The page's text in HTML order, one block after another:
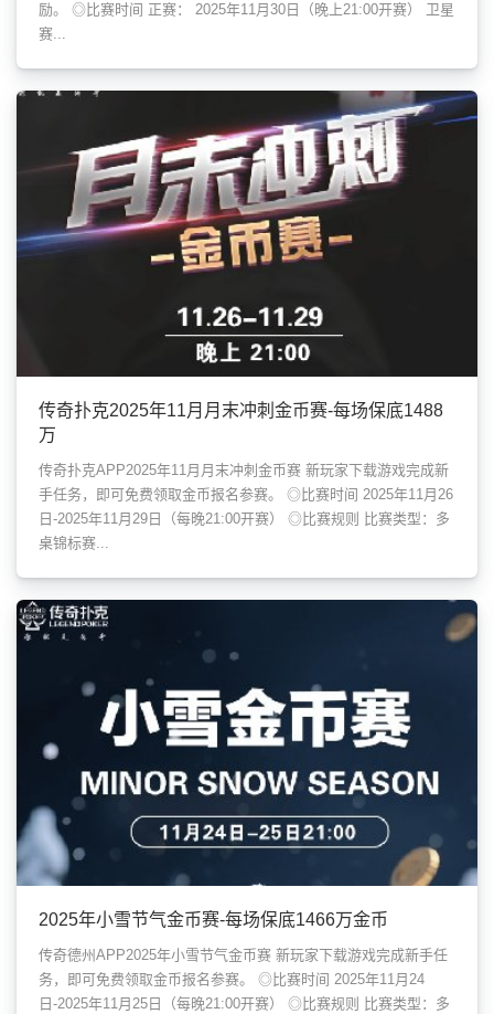
励。 ◎比赛时间 正赛： 2025年11月30日（晚上21:00开赛） 卫星
赛...
传奇扑克2025年11月月末冲刺金币赛-每场保底1488
万
传奇扑克APP2025年11月月末冲刺金币赛 新玩家下载游戏完成新
手任务，即可免费领取金币报名参赛。 ◎比赛时间 2025年11月26
日-2025年11月29日（每晚21:00开赛） ◎比赛规则 比赛类型：多
桌锦标赛...
2025年小雪节气金币赛-每场保底1466万金币
传奇德州APP2025年小雪节气金币赛 新玩家下载游戏完成新手任
务，即可免费领取金币报名参赛。 ◎比赛时间 2025年11月24
日-2025年11月25日（每晚21:00开赛） ◎比赛规则 比赛类型：多